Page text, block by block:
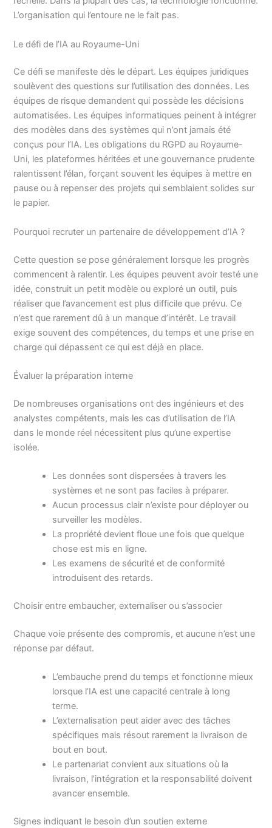
L’organisation qui l’entoure ne le fait pas.
Le défi de l’IA au Royaume-Uni
Ce défi se manifeste dès le départ. Les équipes juridiques
soulèvent des questions sur l’utilisation des données. Les
équipes de risque demandent qui possède les décisions
automatisées. Les équipes informatiques peinent à intégrer
des modèles dans des systèmes qui n’ont jamais été
conçus pour l’IA. Les obligations du RGPD au Royaume-
Uni, les plateformes héritées et une gouvernance prudente
ralentissent l’élan, forçant souvent les équipes à mettre en
pause ou à repenser des projets qui semblaient solides sur
le papier.
Pourquoi recruter un partenaire de développement d’IA ?
Cette question se pose généralement lorsque les progrès
commencent à ralentir. Les équipes peuvent avoir testé une
idée, construit un petit modèle ou exploré un outil, puis
réaliser que l’avancement est plus difficile que prévu. Ce
n’est que rarement dû à un manque d’intérêt. Le travail
exige souvent des compétences, du temps et une prise en
charge qui dépassent ce qui est déjà en place.
Évaluer la préparation interne
De nombreuses organisations ont des ingénieurs et des
analystes compétents, mais les cas d’utilisation de l’IA
dans le monde réel nécessitent plus qu’une expertise
isolée.
Les données sont dispersées à travers les
systèmes et ne sont pas faciles à préparer.
Aucun processus clair n’existe pour déployer ou
surveiller les modèles.
La propriété devient floue une fois que quelque
chose est mis en ligne.
Les examens de sécurité et de conformité
introduisent des retards.
Choisir entre embaucher, externaliser ou s’associer
Chaque voie présente des compromis, et aucune n’est une
réponse par défaut.
L’embauche prend du temps et fonctionne mieux
lorsque l’IA est une capacité centrale à long
terme.
L’externalisation peut aider avec des tâches
spécifiques mais résout rarement la livraison de
bout en bout.
Le partenariat convient aux situations où la
livraison, l’intégration et la responsabilité doivent
avancer ensemble.
Signes indiquant le besoin d’un soutien externe